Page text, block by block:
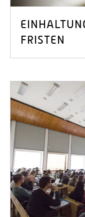
FRISTEN